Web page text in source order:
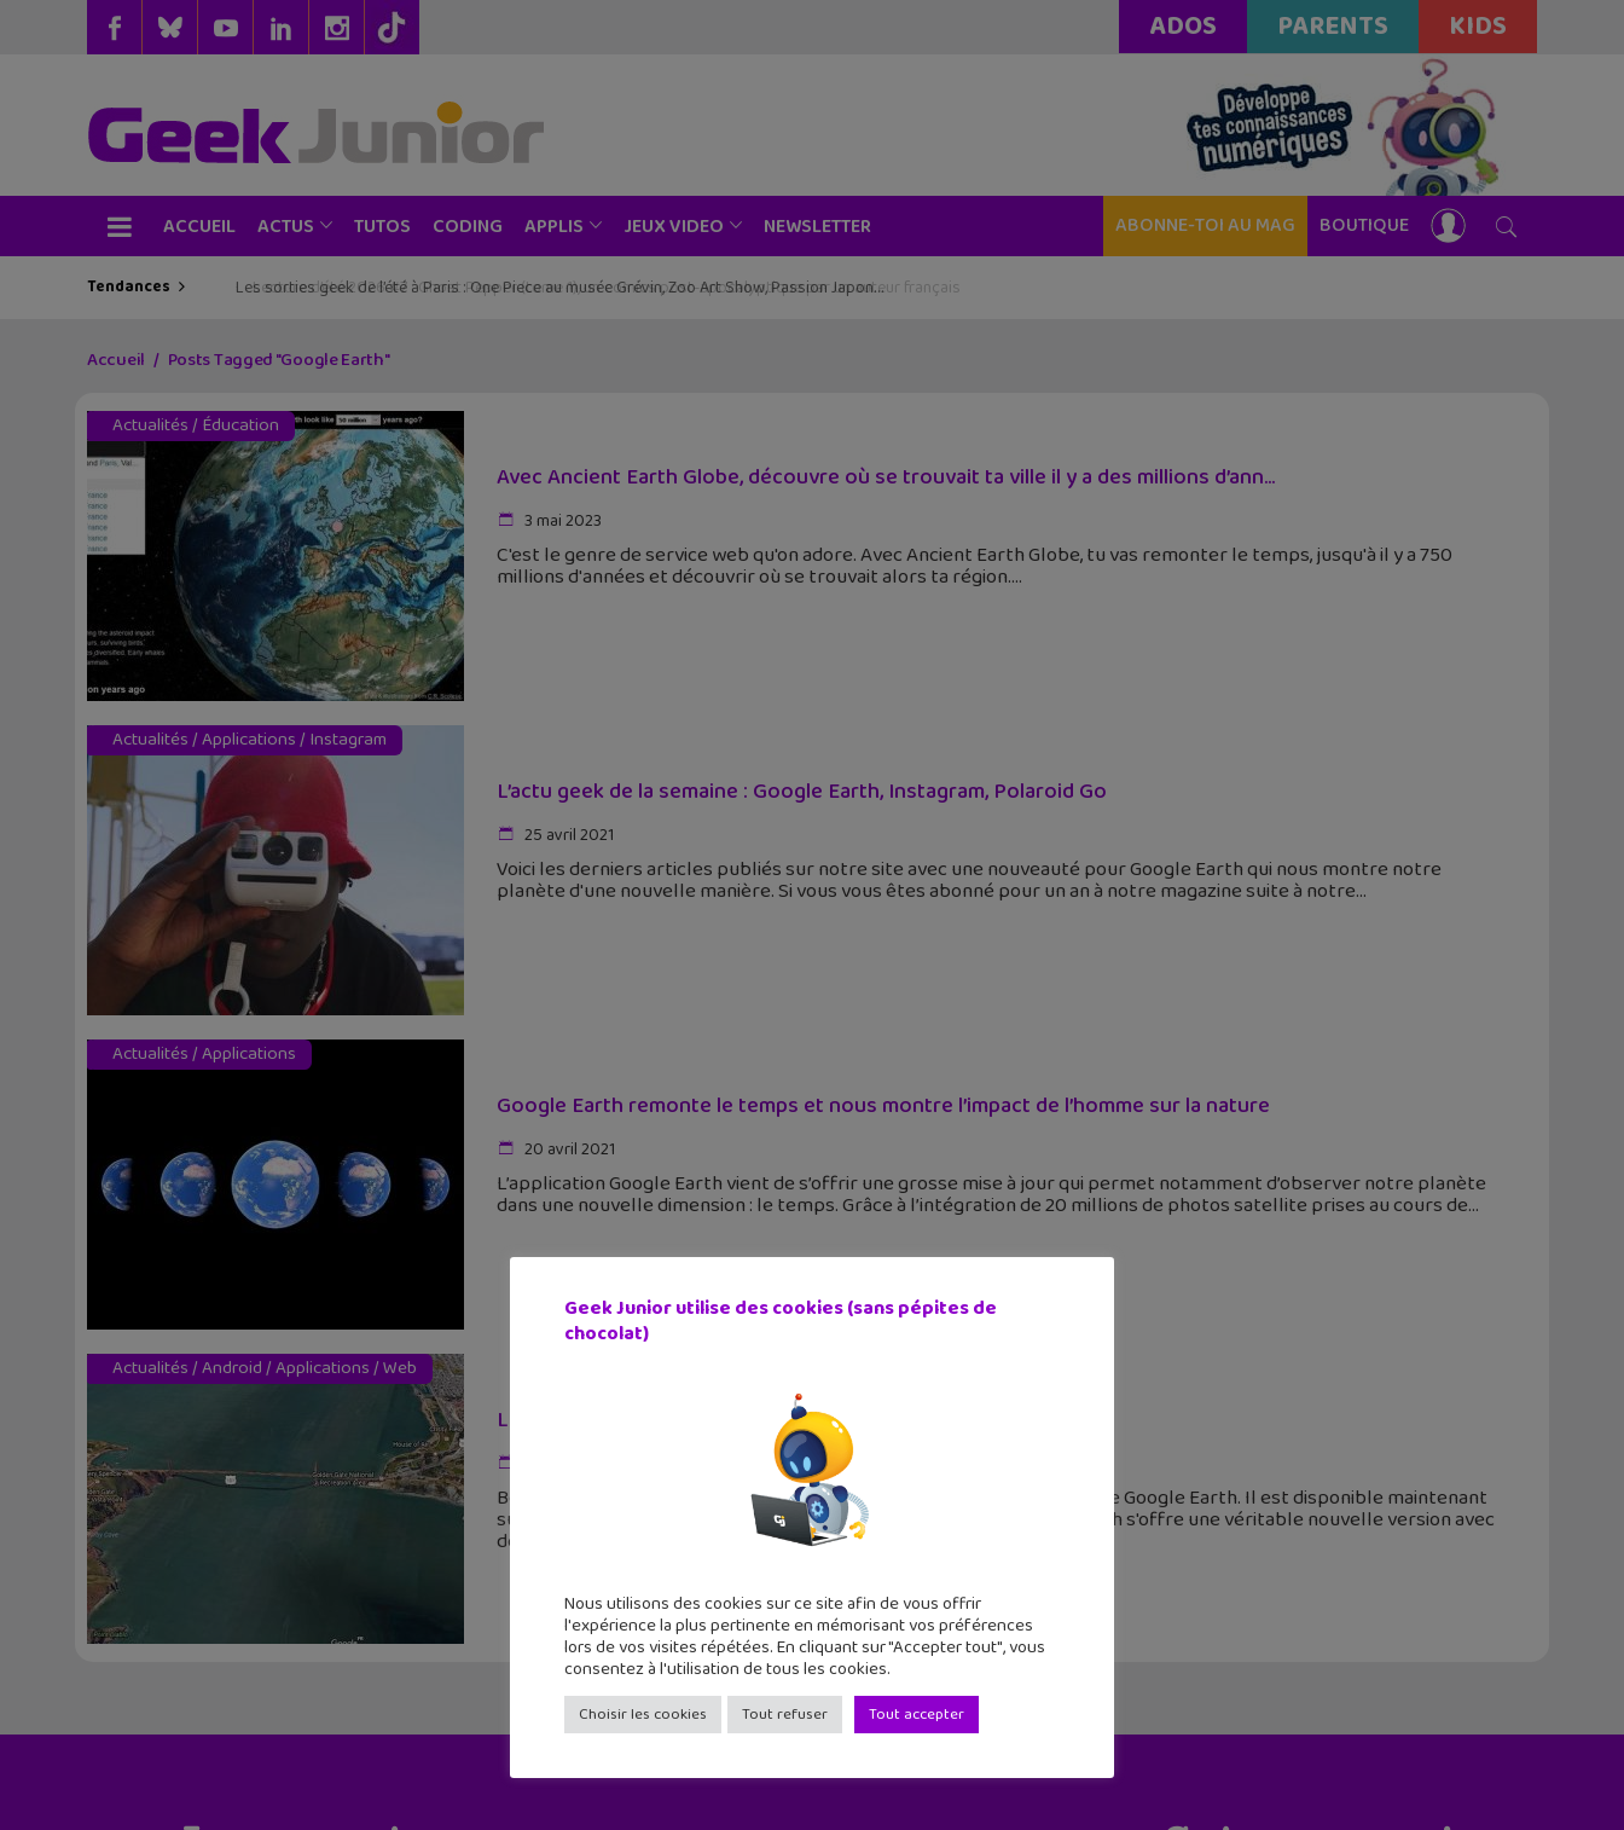
ADOS PARENTS KIDS
ACCUEIL ACTUS TUTOS CODING APPLIS JEUX VIDEO NEWSLETTER ABONNE-TOI AU MAG BOUTIQUE
Tendances Les sorties geek de l’été à Paris : One Piece au musée Grévin, Zoo Art Show, Passion Japon…
Accueil Posts Tagged "Google Earth"
Actualités/ Éducation
Avec Ancient Earth Globe, découvre où se trouvait ta ville il y a des millions d’ann...
3 mai 2023
C'est le genre de service web qu'on adore. Avec Ancient Earth Globe, tu vas remonter le temps, jusqu'à il y a 750
millions d'années et découvrir où se trouvait alors ta région.
Actualités/Applications/ Instagram
L’actu geek de la semaine : Google Earth, Instagram, Polaroid Go
25 avril 2021
Voici les derniers articles publiés sur notre site avec une nouveauté pour Google Earth qui nous montre notre
planète d'une nouvelle manière. Si vous vous êtes abonné pour un an à notre magazine suite à notre
Actualités/Applications
Google Earth remonte le temps et nous montre l’impact de l’homme sur la nature
20 avril 2021
L’application Google Earth vient de s’offrir une grosse mise à jour qui permet notamment d’observer notre planète
dans une nouvelle dimension : le temps. Grâce à l’intégration de 20 millions de photos satellite prises au cours de
Actualités/Android/Applications/Web
Le nouveau Google Earth t’offre le monde sur Chrome
Bonne nouvelle, tu n'auras plus à télécharger le logiciel pour profiter de Google Earth. Il est disponible maintenant
sur le navigateur Chrome et enrichi de nouvelles fonctions. Google Earth s'offre une véritable nouvelle version avec
de
Geek Junior utilise des cookies (sans pépites de
chocolat)
Nous utilisons des cookies sur ce site afin de vous offrir
l'expérience la plus pertinente en mémorisant vos préférences
lors de vos visites répétées. En cliquant sur "Accepter tout", vous
consentez à l'utilisation de tous les cookies.
Choisir les cookies Tout refuser Tout accepter